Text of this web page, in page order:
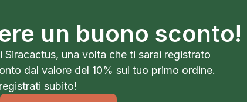
un buono sconto!
una volta che ti sarai registrato
dal valore del 10% sul tuo primo ordine.
subito!